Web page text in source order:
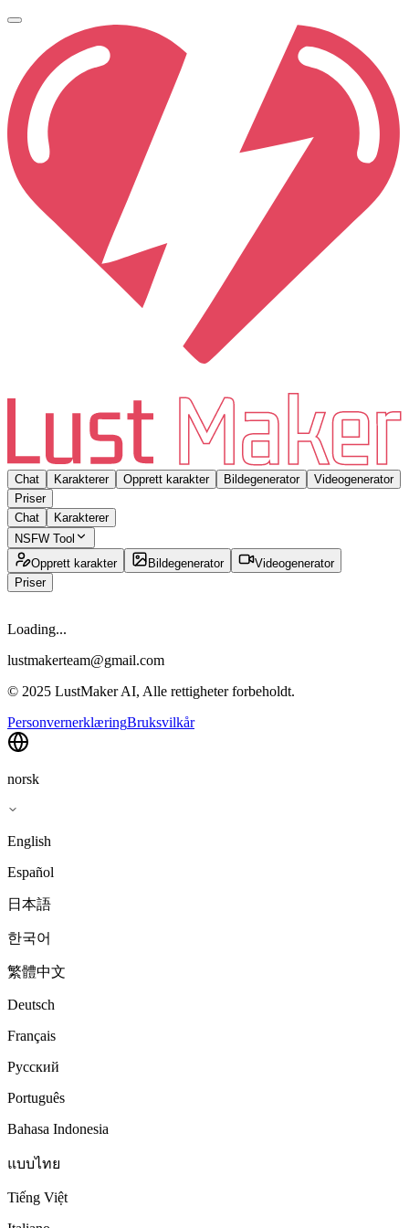
Chat Karakterer Opprett karakter Bildegenerator
Videogenerator
Priser
Chat
Karakterer
NSFW Tool
Opprett karakter
Bildegenerator
Videogenerator
Priser
Loading...
lustmakerteam@gmail.com
© 2025 LustMaker AI, Alle rettigheter forbeholdt.
PersonvernerklæringBruksvilkår
norsk
English
Español
日本語
한국어
繁體中文
Deutsch
Français
Русский
Português
Bahasa Indonesia
แบบไทย
Tiếng Việt